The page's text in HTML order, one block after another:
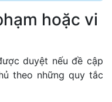
hoặc vi
duyệt nếu đề cập
theo những quy tắc